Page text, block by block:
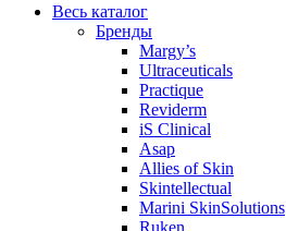
Весь каталог
Бренды
Margy’s
Ultraceuticals
Practique
Reviderm
iS Clinical
Asap
Allies of Skin
Skintellectual
Marini SkinSolutions
Ruken